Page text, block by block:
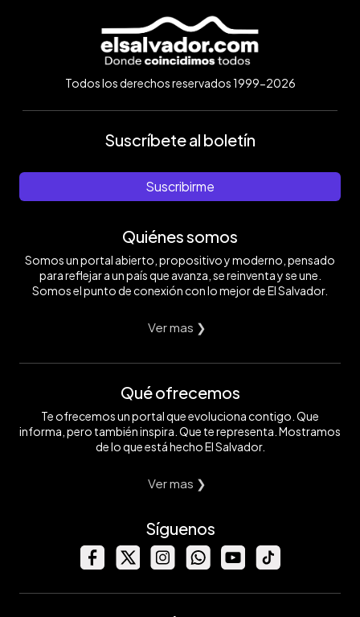
Todos los derechos reservados 1999-2026
Suscríbete al boletín
Suscribirme
Quiénes somos
Somos un portal abierto, propositivo y moderno, pensado
para reflejar a un país que avanza, se reinventa y se une.
Somos el punto de conexión con lo mejor de El Salvador.
Ver mas ❯
Qué ofrecemos
Te ofrecemos un portal que evoluciona contigo. Que
informa, pero también inspira. Que te representa. Mostramos
de lo que está hecho El Salvador.
Ver mas ❯
Síguenos